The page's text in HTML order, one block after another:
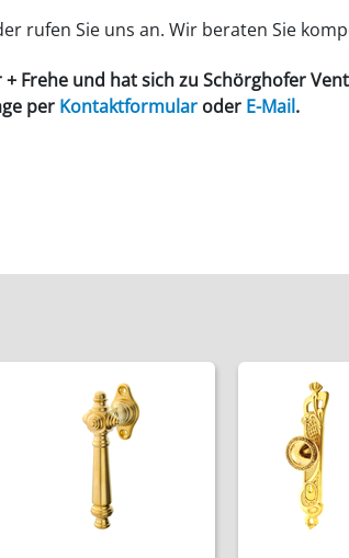
rufen Sie uns an. Wir beraten Sie
Frehe und hat sich zu Schörghofer
per Kontaktformular oder E-Mail.